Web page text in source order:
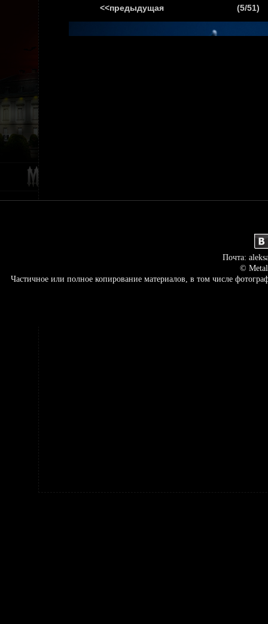
<<предыдущая (5/51)
Почта:
©
Частичное или полное копирование материалов, в том числе